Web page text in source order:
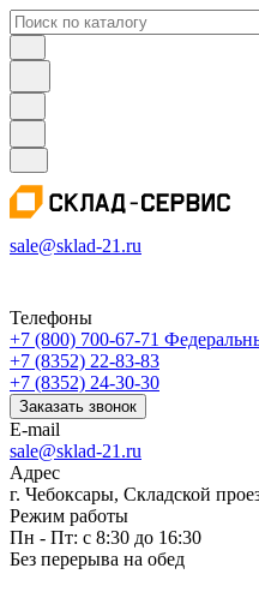
sale@sklad-21.ru
Телефоны
+7 (800) 700-67-71
+7 (8352) 22-83-83
+7 (8352) 24-30-30
Заказать звонок
E-mail
sale@sklad-21.ru
Адрес
г. Чебоксары, Складской
Режим работы
Пн - Пт: с 8:30 до 16:30
Без перерыва на обед